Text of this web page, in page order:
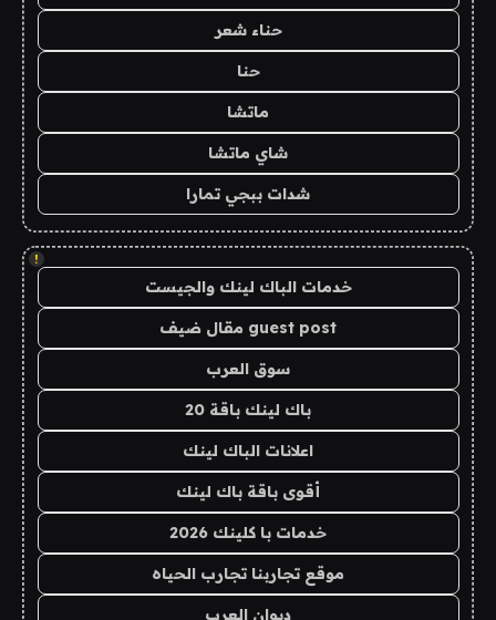
حناء شعر
حنا
ماتشا
شاي ماتشا
شدات ببجي تمارا
!
خدمات الباك لينك والجيست
guest post مقال ضيف
سوق العرب
باك لينك باقة 20
اعلانات الباك لينك
أقوى باقة باك لينك
خدمات با كلينك 2026
موقع تجاربنا تجارب الحياه
ديوان العرب